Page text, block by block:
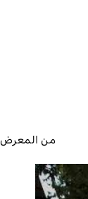
من المعرض